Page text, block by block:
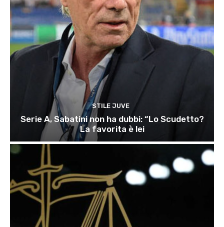
STILE JUVE
Serie A, Sabatini non ha dubbi: “Lo Scudetto?
La favorita è lei